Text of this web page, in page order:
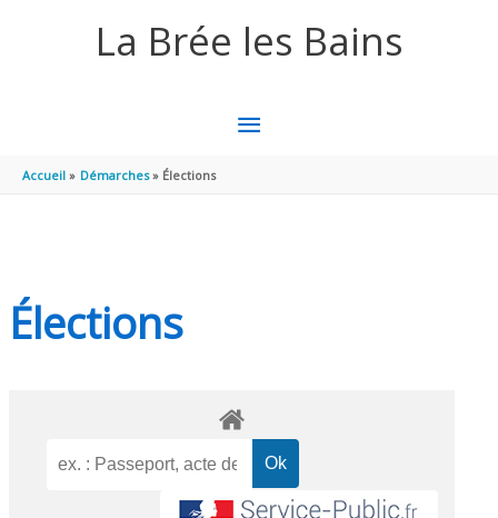
La Brée les Bains
MENU
Accueil Démarches Élections
Élections